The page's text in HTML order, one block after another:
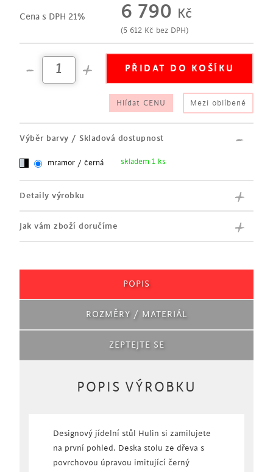
deska stolu ze dřeva v imitaci mramoru
kovová podnož v černé barvě
obdélníkový tvar
hodí se do kuchyně či jídelny
Cena s DPH 21% 6 790 Kč
(5 612 Kč bez DPH)
Hlídat CENU Mezi oblíbené
Výběr barvy / Skladová dostupnost
mramor / černá skladem 1 ks
Detaily výrobku
Jak vám zboží doručíme
POPIS
ROZMĚRY / MATERIÁL
ZEPTEJTE SE
POPIS VÝROBKU
Designový jídelní stůl Hulin si zamilujete
na první pohled. Deska stolu ze dřeva s
povrchovou úpravou imitující černý